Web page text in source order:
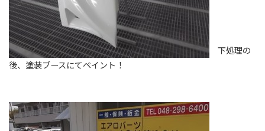
下処理の
後、塗装ブースにてペイント！